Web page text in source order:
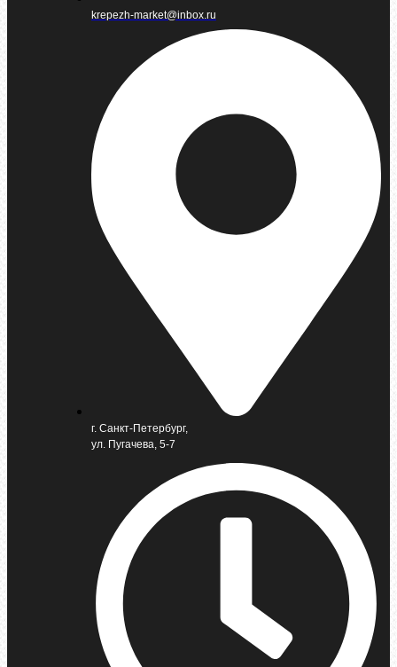
krepezh-market@inbox.ru
г. Санкт-Петербург,
ул. Пугачева, 5-7